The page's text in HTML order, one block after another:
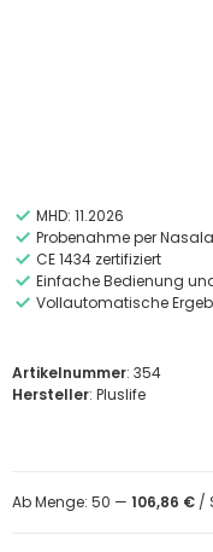
MHD: 11.2026
Probenahme per
CE 1434 zertifiziert
Einfache Bedienung
Vollautomatische
Artikelnummer: 354
Hersteller: Pluslife
Ab Menge: 50 — 106,86 € /